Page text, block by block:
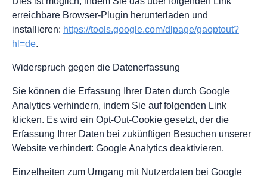
erreichbare Browser-Plugin herunterladen und
installieren: https://tools.google.com/dlpage/gaoptout?
hl=de.
Widerspruch gegen die Datenerfassung
Sie können die Erfassung Ihrer Daten durch Google
Analytics verhindern, indem Sie auf folgenden Link
klicken. Es wird ein Opt-Out-Cookie gesetzt, der die
Erfassung Ihrer Daten bei zukünftigen Besuchen unserer
Website verhindert: Google Analytics deaktivieren.
Einzelheiten zum Umgang mit Nutzerdaten bei Google